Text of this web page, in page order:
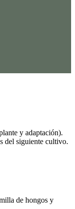
y adaptación).
del siguiente cultivo.
de hongos y